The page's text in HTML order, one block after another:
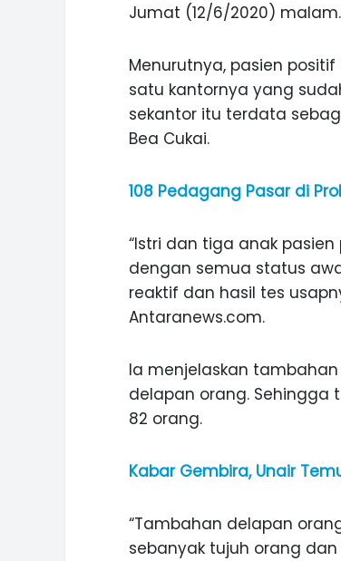
Jumat (12/6/2020) malam.
Menurutnya, pasien
satu kantornya yang
sekantor itu terdata
Bea Cukai.
108 Pedagang Pasar di
“Istri dan tiga anak
dengan semua status
reaktif dan hasil tes
Antaranews.com.
Ia menjelaskan tambahan
delapan orang. Sehingga
82 orang.
Kabar Gembira, Unair
“Tambahan delapan
sebanyak tujuh orang